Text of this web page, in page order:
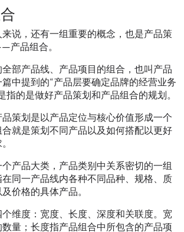
说，还有一组重要的概念，也是产品策
产品组合。
部产品线、产品项目的组合，也叫产品
中提到的“产品层要确定品牌的经营业务
指的是做好产品策划和产品组合的规划。
策划是以产品定位与核心价值形成一个
就是策划不同产品以及如何搭配以更好
产品大类，产品类别中关系密切的一组
同一产品线内各种不同品种、规格、质
价格的具体产品。
维度：宽度、长度、深度和关联度。宽
量；长度指产品组合中所包含的产品项